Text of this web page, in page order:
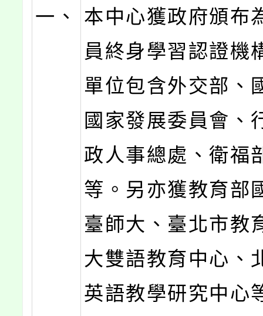
一、
本中心獲政府頒布
員終身學習認證機
單位包含外交部、
國家發展委員會、
政人事總處、衛福
等。另亦獲教育部
臺師大、臺北市教
大雙語教育中心、
英語教學研究中心